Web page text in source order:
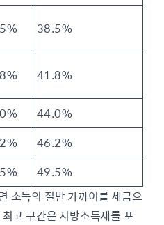
38.5%
41.8%
44.0%
46.2%
49.5%
소득의 절반 가까이를 세금으
고 구간은 지방소득세를 포